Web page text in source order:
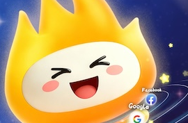
旋风加速器
软件中心 雷霆加速 狂飙加速器